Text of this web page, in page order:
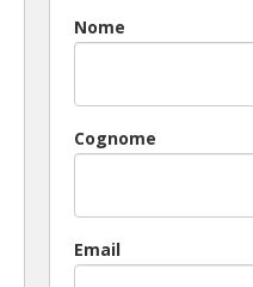
Nome
Cognome
Email